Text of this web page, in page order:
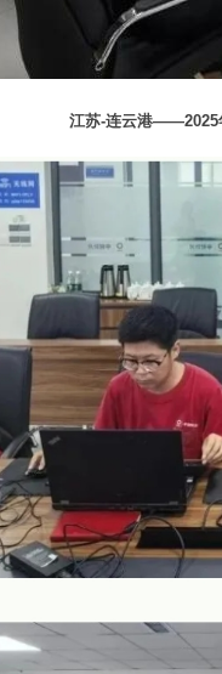
江苏-连云港——2025